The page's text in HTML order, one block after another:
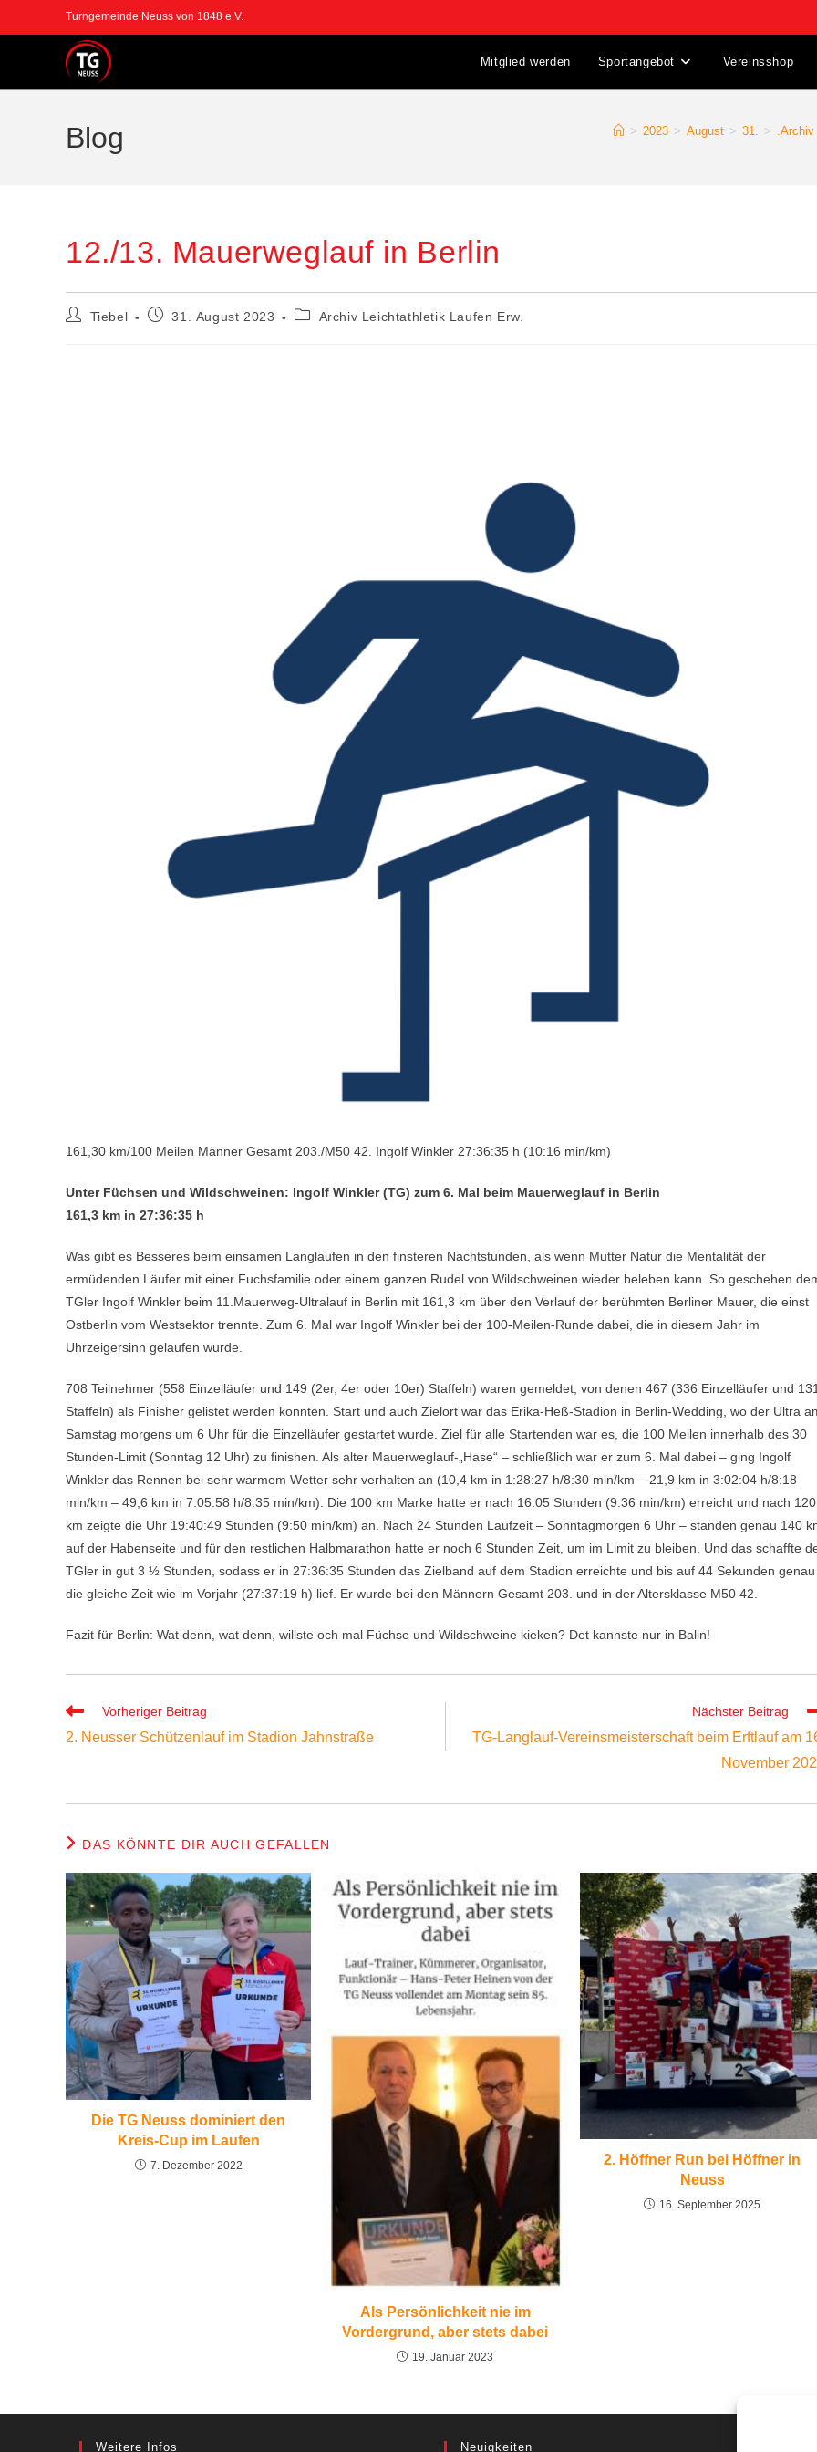
Inhalt
Turngemeinde Neuss von 1848 e.V.
Mitglied werden Sportangebot Vereinsshop
Blog > 2023 > August > 31. > .Archiv
12./13. Mauerweglauf in Berlin
Beitrags-
Tiebel
Beitrag31. August 2023
Beitrags-
Archiv Leichtathletik Laufen Erw.
161,30 km/100 Meilen Männer Gesamt 203./M50 42. Ingolf Winkler 27:36:35 h (10:16 min/km)
Unter Füchsen und Wildschweinen: Ingolf Winkler (TG) zum 6. Mal beim Mauerweglauf in Berlin
161,3 km in 27:36:35 h
Was gibt es Besseres beim einsamen Langlaufen in den finsteren Nachtstunden, als wenn Mutter Natur die Mentalität der
ermüdenden Läufer mit einer Fuchsfamilie oder einem ganzen Rudel von Wildschweinen wieder beleben kann. So geschehen
TGler Ingolf Winkler beim 11.Mauerweg-Ultralauf in Berlin mit 161,3 km über den Verlauf der berühmten Berliner Mauer, die einst
Ostberlin vom Westsektor trennte. Zum 6. Mal war Ingolf Winkler bei der 100-Meilen-Runde dabei, die in diesem Jahr im
Uhrzeigersinn gelaufen wurde.
708 Teilnehmer (558 Einzelläufer und 149 (2er, 4er oder 10er) Staffeln) waren gemeldet, von denen 467 (336 Einzelläufer und 131
Staffeln) als Finisher gelistet werden konnten. Start und auch Zielort war das Erika-Heß-Stadion in Berlin-Wedding, wo der Ultra
Samstag morgens um 6 Uhr für die Einzelläufer gestartet wurde. Ziel für alle Startenden war es, die 100 Meilen innerhalb des 30
Stunden-Limit (Sonntag 12 Uhr) zu finishen. Als alter Mauerweglauf-„Hase“ – schließlich war er zum 6. Mal dabei – ging Ingolf
Winkler das Rennen bei sehr warmem Wetter sehr verhalten an (10,4 km in 1:28:27 h/8:30 min/km – 21,9 km in 3:02:04 h/8:18
min/km – 49,6 km in 7:05:58 h/8:35 min/km). Die 100 km Marke hatte er nach 16:05 Stunden (9:36 min/km) erreicht und nach 120
km zeigte die Uhr 19:40:49 Stunden (9:50 min/km) an. Nach 24 Stunden Laufzeit – Sonntagmorgen 6 Uhr – standen genau 140
auf der Habenseite und für den restlichen Halbmarathon hatte er noch 6 Stunden Zeit, um im Limit zu bleiben. Und das schaffte
TGler in gut 3 ½ Stunden, sodass er in 27:36:35 Stunden das Zielband auf dem Stadion erreichte und bis auf 44 Sekunden genau
die gleiche Zeit wie im Vorjahr (27:37:19 h) lief. Er wurde bei den Männern Gesamt 203. und in der Altersklasse M50 42.
Fazit für Berlin: Wat denn, wat denn, willste och mal Füchse und Wildschweine kieken? Det kannste nur in Balin!
Weitere
ansehen
Vorheriger Beitrag
2. Neusser Schützenlauf im Stadion Jahnstraße
Nächster Beitrag
TG-Langlauf-Vereinsmeisterschaft beim Erftlauf am
November
DAS KÖNNTE DIR AUCH GEFALLEN
Die TG Neuss dominiert den
Kreis-Cup im Laufen
7. Dezember 2022
Als Persönlichkeit nie im
Vordergrund, aber stets dabei
19. Januar 2023
2. Höffner Run bei Höffner in
Neuss
16. September 2025
Weitere Infos Neuigkeiten